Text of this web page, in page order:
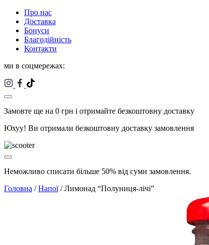
Про нас
Доставка
Бонуси
Благодійність
Контакти
ми в соцмережах:
Замовте ще на 0 грн і отримайте безкоштовну доставку
Юхуу! Ви отримали безкоштовну доставку замовлення
Неможливо списати більше 50% від суми замовлення.
Головна /Напої/ Лимонад “Полуниця-лічі”